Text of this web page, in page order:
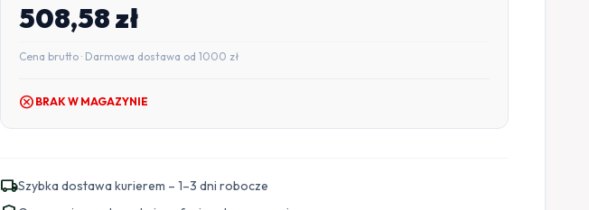
508,58zł
Cena brutto · Darmowa dostawa od 1000 zł
cancel BRAK W MAGAZYNIE
local_shippingSzybka dostawa kurierem – 1–3 dni robocze